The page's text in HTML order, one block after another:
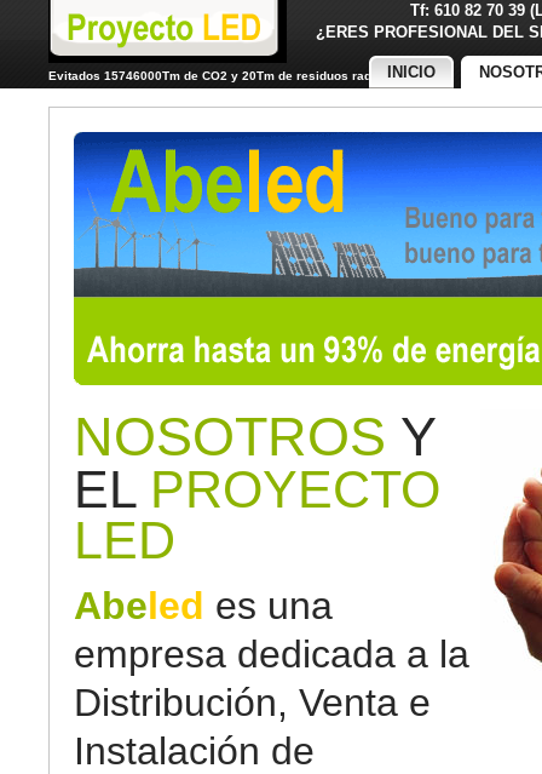
Tf: 610 82 70 39
¿ERES PROFESIONAL
Evitados 15746000Tm de CO2 y 20Tm de residuos radiactivos
INICIO
NOSOTROS Y
EL PROYECTO
LED
Abeled es una
empresa dedicada a la
Distribución, Venta e
Instalación de